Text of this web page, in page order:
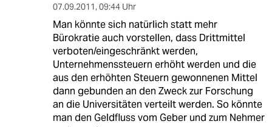
07.09.2011, 09:44 Uhr
Man könnte sich natürlich statt mehr
Bürokratie auch vorstellen, dass Drittmittel
verboten/eingeschränkt werden,
Unternehmenssteuern erhöht werden und die
aus den erhöhten Steuern gewonnenen Mittel
dann gebunden an den Zweck zur Forschung
an die Universitäten verteilt werden. So könnte
man den Geldfluss vom Geber und zum Nehmer